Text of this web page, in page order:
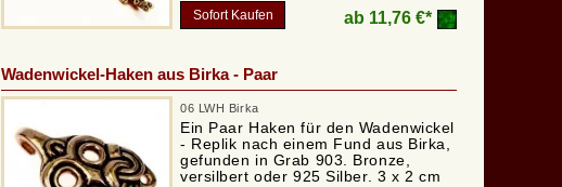
Sofort Kaufen ab 11,76 €*
Wadenwickel-Haken aus Birka - Paar
06 LWH Birka
Ein Paar Haken für den Wadenwickel
- Replik nach einem Fund aus Birka,
gefunden in Grab 903. Bronze,
versilbert oder 925 Silber. 3 x 2 cm